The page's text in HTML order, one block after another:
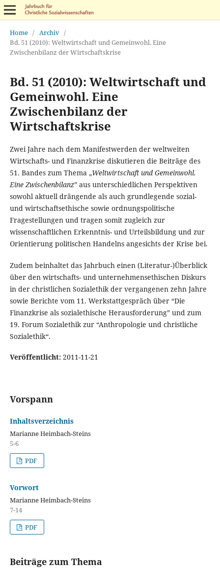
Home / Archiv /
Bd. 51 (2010): Weltwirtschaft und Gemeinwohl. Eine
Zwischenbilanz der Wirtschaftskrise
Bd. 51 (2010): Weltwirtschaft und
Gemeinwohl. Eine
Zwischenbilanz der
Wirtschaftskrise
Zwei Jahre nach dem Manifestwerden der weltweiten
Wirtschafts- und Finanzkrise diskutieren die Beiträge des
51. Bandes zum Thema „Weltwirtschaft und Gemeinwohl.
Eine Zwischenbilanz” aus unterschiedlichen Perspektiven
sowohl aktuell drängende als auch grundlegende sozial-
und wirtschaftsethische sowie ordnungspolitische
Fragestellungen und tragen somit zugleich zur
wissenschaftlichen Erkenntnis- und Urteilsbildung und zur
Orientierung politischen Handelns angesichts der Krise bei.
Zudem beinhaltet das Jahrbuch einen (Literatur-)Überblick
über den wirtschafts- und unternehmensethischen Diskurs
in der christlichen Sozialethik der vergangenen zehn Jahre
sowie Berichte vom 11. Werkstattgespräch über “Die
Finanzkrise als sozialethische Herausforderung” und zum
19. Forum Sozialethik zur “Anthropologie und christliche
Sozialethik“.
Veröffentlicht: 2011-11-21
Vorspann
Inhaltsverzeichnis
Marianne Heimbach-Steins
5-6
PDF
Vorwort
Marianne Heimbach-Steins
7-14
PDF
Beiträge zum Thema